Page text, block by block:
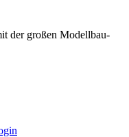
der großen Modellbau-